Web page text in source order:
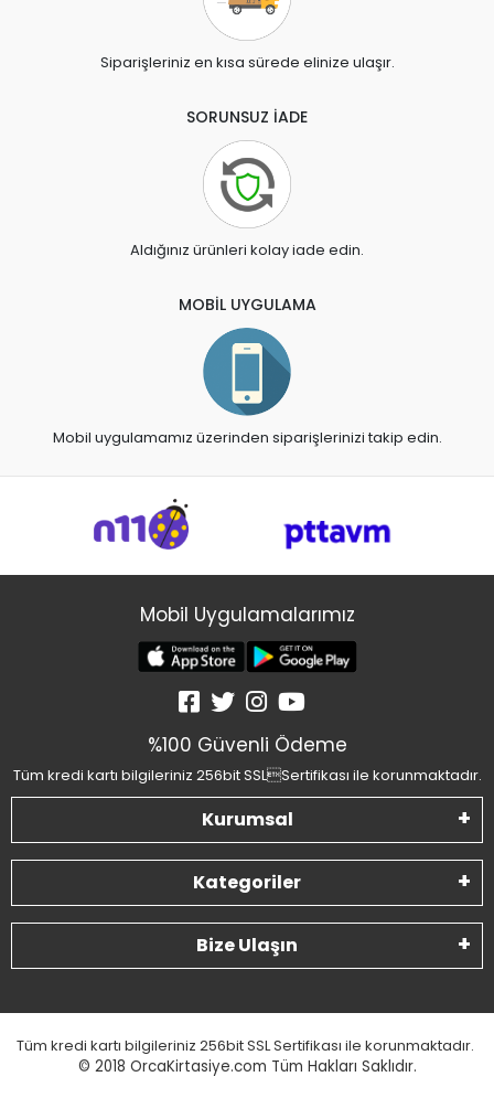
Siparişleriniz en kısa sürede elinize ulaşır.
SORUNSUZ İADE
Aldığınız ürünleri kolay iade edin.
MOBİL UYGULAMA
Mobil uygulamamız üzerinden siparişlerinizi takip edin.
Mobil Uygulamalarımız
%100 Güvenli Ödeme
Tüm kredi kartı bilgileriniz 256bit SSLSertifikası ile korunmaktadır.
Kurumsal
Kategoriler
Bize Ulaşın
Tüm kredi kartı bilgileriniz 256bit SSL Sertifikası ile korunmaktadır.
© 2018 OrcaKirtasiye.com Tüm Hakları Saklıdır.